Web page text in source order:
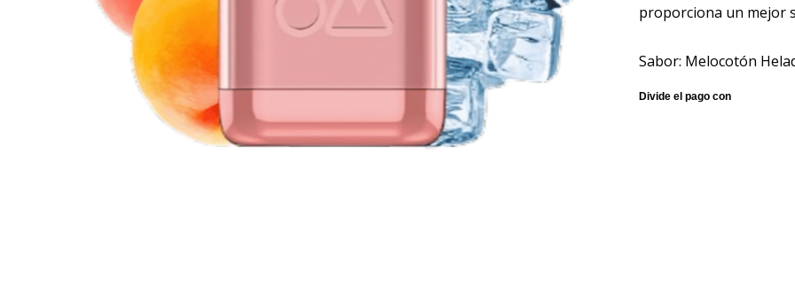
proporciona un mejor
Sabor: Melocotón